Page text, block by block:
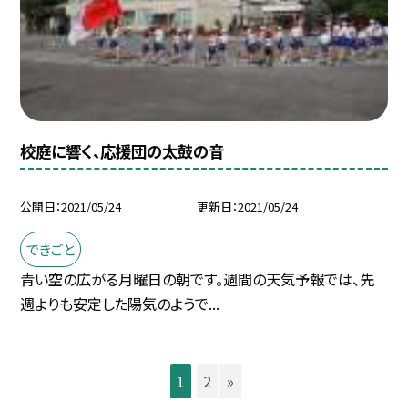
校庭に響く、応援団の太鼓の音
公開日 2021/05/24 更新日 2021/05/24
できごと
青い空の広がる月曜日の朝です。週間の天気予報では、先
週よりも安定した陽気のようで...
1 2 »